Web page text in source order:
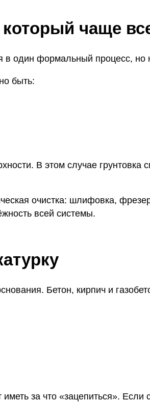
чаще
в один формальный процесс,
быть:
В этом случае
очистка: шлифовка,
всей системы.
Бетон, кирпич и
иметь за что «зацепиться».